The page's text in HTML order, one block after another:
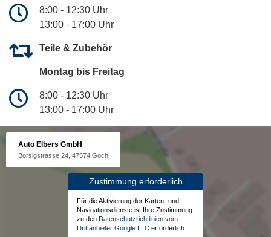
8:00 - 12:30 Uhr
13:00 - 17:00 Uhr
Teile & Zubehör
Montag bis Freitag
8:00 - 12:30 Uhr
13:00 - 17:00 Uhr
Auto Elbers GmbH
Borsigstrasse 24, 47574 Goch
Zustimmung erforderlich
Für die Aktivierung der Karten- und
Navigationsdienste ist Ihre Zustimmung
zu den Datenschutzrichtlinien vom
Drittanbieter Google LLC erforderlich.